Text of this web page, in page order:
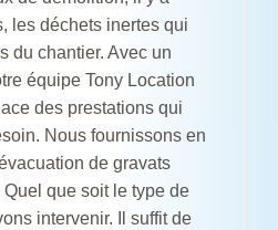
les déchets inertes qui
du chantier. Avec un
équipe Tony Location
des prestations qui
Nous fournissons en
de gravats
que soit le type de
intervenir. Il suffit de